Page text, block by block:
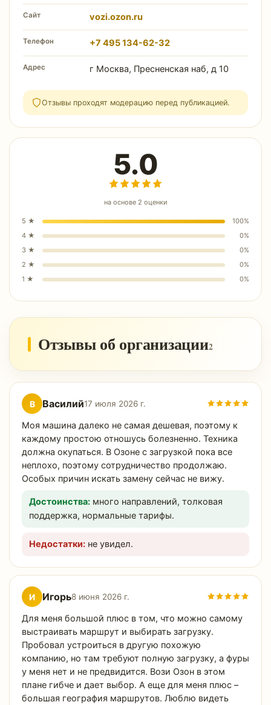
Сайт vozi.ozon.ru
Телефон +7 495 134-62-32
Адрес г Москва, Пресненская наб, д 10
Отзывы проходят модерацию перед публикацией.
5.0
на основе 2 оценки
5 ★ 100%
4 ★ 0%
3 ★ 0%
2 ★ 0%
1 ★ 0%
Отзывы об организации2
В Василий17 июля 2026 г.
Моя машина далеко не самая дешевая, поэтому к
каждому простою отношусь болезненно. Техника
должна окупаться. В Озоне с загрузкой пока все
неплохо, поэтому сотрудничество продолжаю.
Особых причин искать замену сейчас не вижу.
Достоинства: много направлений, толковая
поддержка, нормальные тарифы.
Недостатки: не увидел.
И Игорь8 июня 2026 г.
Для меня большой плюс в том, что можно самому
выстраивать маршрут и выбирать загрузку.
Пробовал устроиться в другую похожую
компанию, но там требуют полную загрузку, а фуры
у меня нет и не предвидится. Вози Озон в этом
плане гибче и дает выбор. А еще для меня плюс –
большая география маршрутов. Люблю видеть